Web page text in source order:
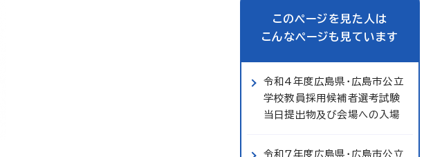
このページを見た人は
こんなページも見ています
令和4年度広島県・広島市公立
学校教員採用候補者選考試験
当日提出物及び会場への入場
令和7年度広島県・広島市公立